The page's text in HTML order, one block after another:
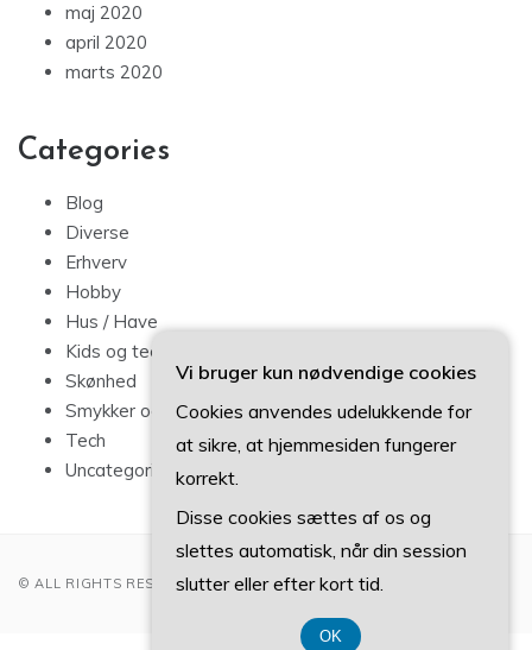
maj 2020
april 2020
marts 2020
Categories
Blog
Diverse
Erhverv
Hobby
Hus / Have
Kids og teens
Skønhed
Smykker og mode
Tech
Uncategorized
© ALL RIGHTS RESERVED 2022
Vi bruger kun nødvendige cookies
Cookies anvendes udelukkende for
at sikre, at hjemmesiden fungerer
korrekt.
Disse cookies sættes af os og
slettes automatisk, når din session
slutter eller efter kort tid.
OK